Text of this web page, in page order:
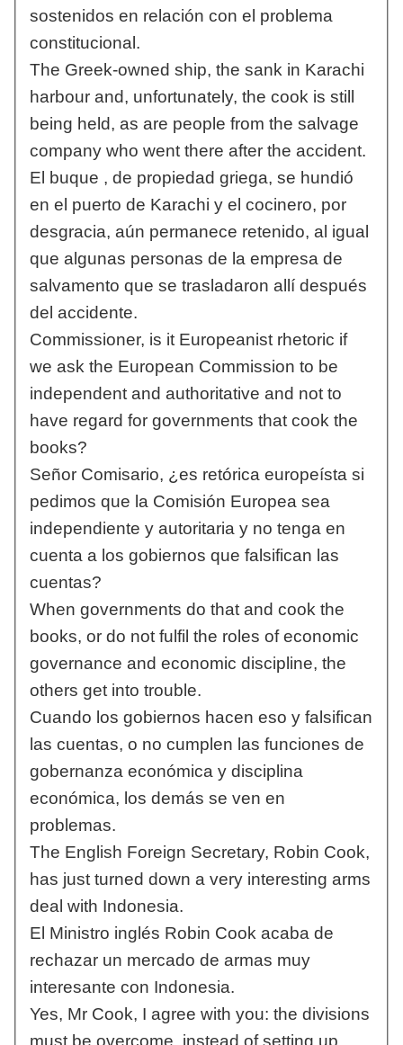
sostenidos en relación con el problema
constitucional.
The Greek-owned ship, the sank in Karachi
harbour and, unfortunately, the cook is still
being held, as are people from the salvage
company who went there after the accident.
El buque , de propiedad griega, se hundió
en el puerto de Karachi y el cocinero, por
desgracia, aún permanece retenido, al igual
que algunas personas de la empresa de
salvamento que se trasladaron allí después
del accidente.
Commissioner, is it Europeanist rhetoric if
we ask the European Commission to be
independent and authoritative and not to
have regard for governments that cook the
books?
Señor Comisario, ¿es retórica europeísta si
pedimos que la Comisión Europea sea
independiente y autoritaria y no tenga en
cuenta a los gobiernos que falsifican las
cuentas?
When governments do that and cook the
books, or do not fulfil the roles of economic
governance and economic discipline, the
others get into trouble.
Cuando los gobiernos hacen eso y falsifican
las cuentas, o no cumplen las funciones de
gobernanza económica y disciplina
económica, los demás se ven en
problemas.
The English Foreign Secretary, Robin Cook,
has just turned down a very interesting arms
deal with Indonesia.
El Ministro inglés Robin Cook acaba de
rechazar un mercado de armas muy
interesante con Indonesia.
Yes, Mr Cook, I agree with you: the divisions
must be overcome, instead of setting up